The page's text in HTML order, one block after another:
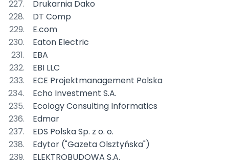
Drukarnia Dako
DT Comp
E.com
Eaton Electric
EBA
EBI LLC
ECE Projektmanagement Polska
Echo Investment S.A.
Ecology Consulting Informatics
Edmar
EDS Polska Sp. z o. o.
Edytor ("Gazeta Olsztyńska")
ELEKTROBUDOWA S.A.